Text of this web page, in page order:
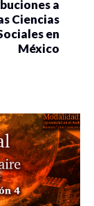
a
Ciencias
en
México